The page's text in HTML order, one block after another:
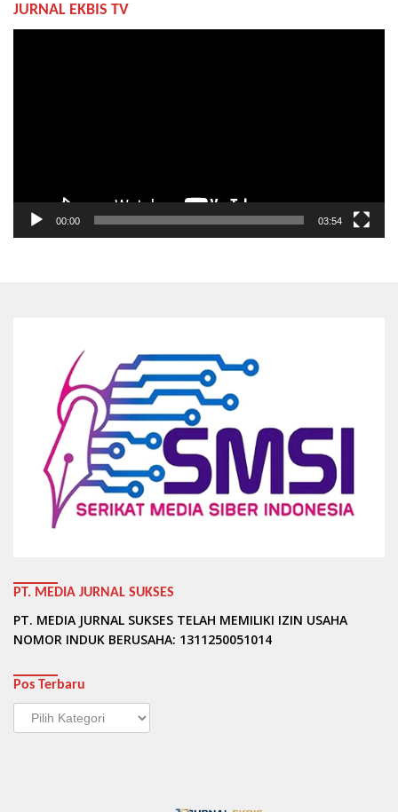
JURNAL EKBIS TV
00:00 03:54
PT. MEDIA JURNAL SUKSES
PT. MEDIA JURNAL SUKSES TELAH MEMILIKI IZIN USAHA
NOMOR INDUK BERUSAHA: 1311250051014
Pos Terbaru
Pos
Terbaru